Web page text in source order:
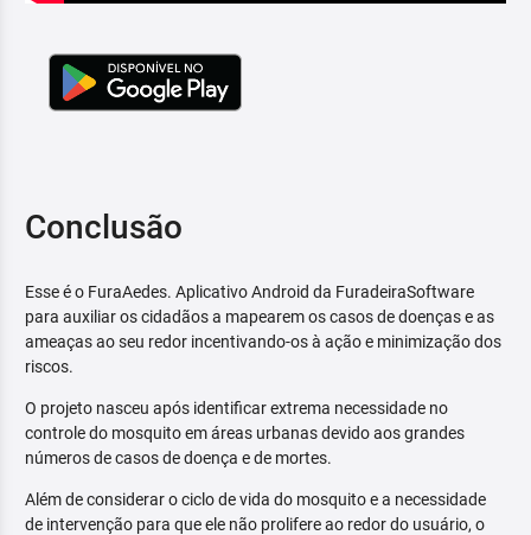
Conclusão
Esse é o FuraAedes. Aplicativo Android da FuradeiraSoftware
para auxiliar os cidadãos a mapearem os casos de doenças e as
ameaças ao seu redor incentivando-os à ação e minimização dos
riscos.
O projeto nasceu após identificar extrema necessidade no
controle do mosquito em áreas urbanas devido aos grandes
números de casos de doença e de mortes.
Além de considerar o ciclo de vida do mosquito e a necessidade
de intervenção para que ele não prolifere ao redor do usuário, o